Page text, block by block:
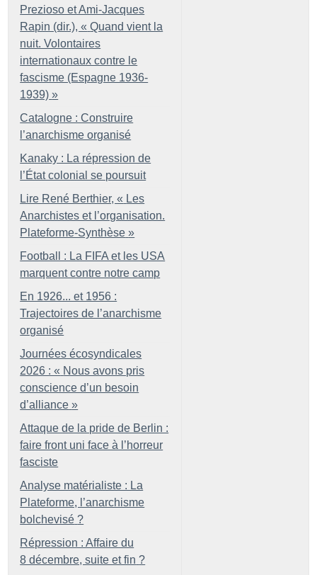
Prezioso et Ami-Jacques
Rapin (dir.), « Quand vient la
nuit. Volontaires
internationaux contre le
fascisme (Espagne 1936-
1939) »
Catalogne : Construire
l’anarchisme organisé
Kanaky : La répression de
l’État colonial se poursuit
Lire René Berthier, « Les
Anarchistes et l’organisation.
Plateforme-Synthèse »
Football : La FIFA et les USA
marquent contre notre camp
En 1926... et 1956 :
Trajectoires de l’anarchisme
organisé
Journées écosyndicales
2026 : « Nous avons pris
conscience d’un besoin
d’alliance »
Attaque de la pride de Berlin :
faire front uni face à l’horreur
fasciste
Analyse matérialiste : La
Plateforme, l’anarchisme
bolchevisé ?
Répression : Affaire du
8 décembre, suite et fin ?